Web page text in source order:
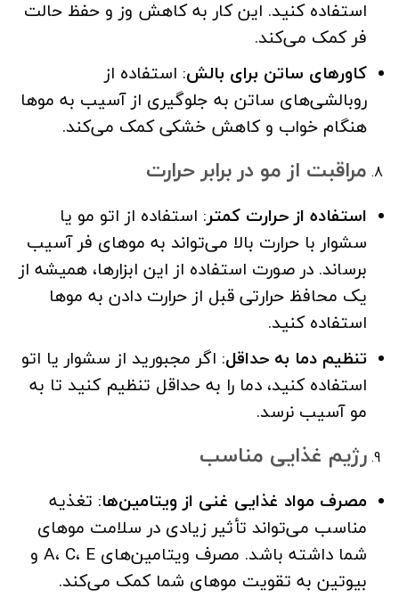
استفاده کنید. این کار به کاهش وز و حفظ حالت
فر کمک می‌کند.
کاورهای ساتن برای بالش: استفاده از
روبالشی‌های ساتن به جلوگیری از آسیب به موها
هنگام خواب و کاهش خشکی کمک می‌کند.
مراقبت از مو در برابر حرارت
استفاده از حرارت کمتر: استفاده از اتو مو یا
سشوار با حرارت بالا می‌تواند به موهای فر آسیب
برساند. در صورت استفاده از این ابزارها، همیشه از
یک محافظ حرارتی قبل از حرارت دادن به موها
استفاده کنید.
تنظیم دما به حداقل: اگر مجبورید از سشوار یا اتو
استفاده کنید، دما را به حداقل تنظیم کنید تا به
مو آسیب نرسد.
رژیم غذایی مناسب
مصرف مواد غذایی غنی از ویتامین‌ها: تغذیه
مناسب می‌تواند تأثیر زیادی در سلامت موهای
شما داشته باشد. مصرف ویتامین‌های A، C، E و
بیوتین به تقویت موهای شما کمک می‌کند.